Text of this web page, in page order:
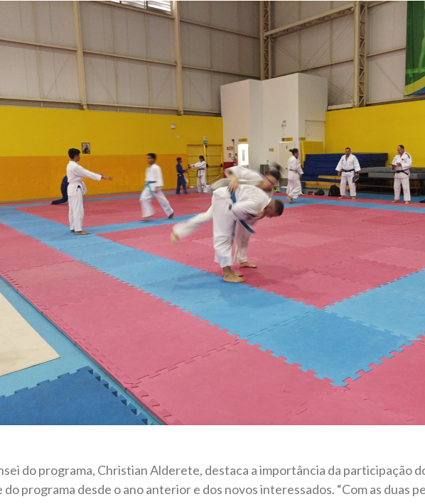
do programa, Christian Alderete, destaca a importância da participação
do programa desde o ano anterior e dos novos interessados. “Com as duas